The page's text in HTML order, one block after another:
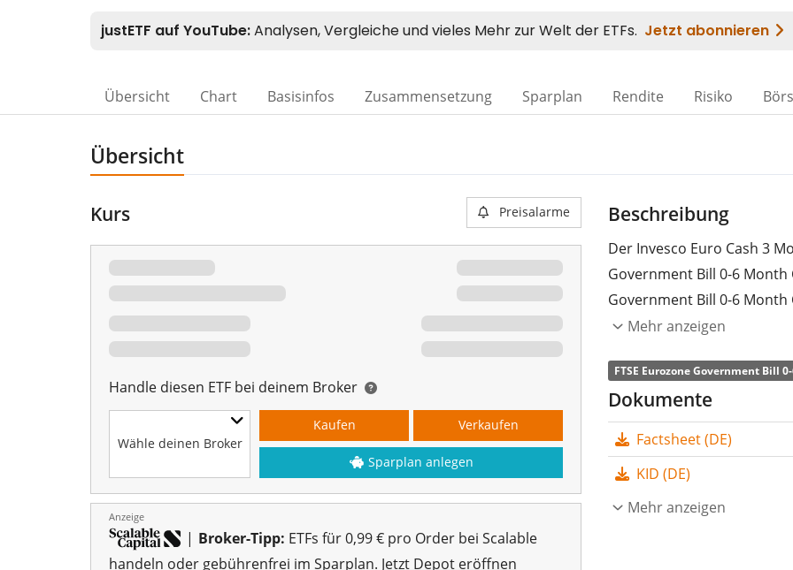
Übersicht Chart Basisinfos Zusammensetzung Sparplan Rendite Risiko
Übersicht
Kurs Preisalarme
Handle diesen ETF bei deinem Broker
Wähle deinen Broker
Kaufen Verkaufen
Sparplan anlegen
Anzeige
| Broker-Tipp: ETFs für 0,99 € pro Order bei Scalable
handeln oder gebührenfrei im Sparplan. Jetzt Depot eröffnen
Beschreibung
Der Invesco Euro Cash 3
Government Bill 0-6 Month
Government Bill 0-6
Staatsanleihen von
Die TER
Government Bill 0-6 Month
Wertentwicklung des Index
Mehr anzeigen
FTSE Eurozone Government Bill
Dokumente
Factsheet (DE)
KID (DE)
Mehr anzeigen